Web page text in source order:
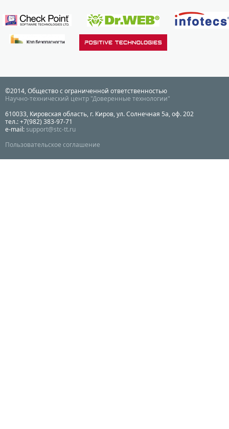
©2014, Общество с ограниченной ответственностью
Научно-технический центр "Доверенные технологии"
610033, Кировская область, г. Киров, ул. Солнечная 5а, оф. 202
тел.: +7(982) 383-97-71
e-mail:support@stc-tt.ru
Пользовательское соглашение